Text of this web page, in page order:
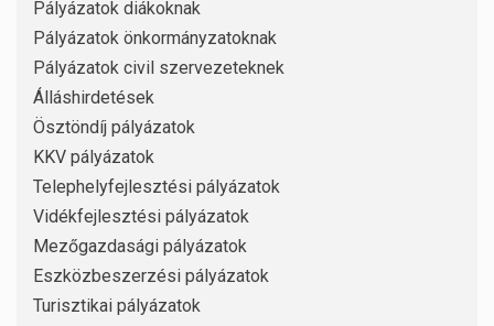
Pályázatok diákoknak
Pályázatok önkormányzatoknak
Pályázatok civil szervezeteknek
Álláshirdetések
Ösztöndíj pályázatok
KKV pályázatok
Telephelyfejlesztési pályázatok
Vidékfejlesztési pályázatok
Mezőgazdasági pályázatok
Eszközbeszerzési pályázatok
Turisztikai pályázatok